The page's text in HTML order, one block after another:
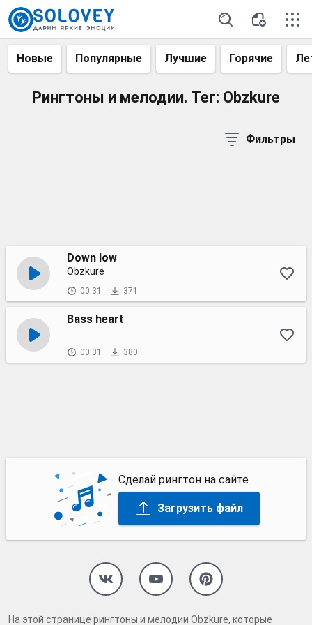
Новые Популярные Лучшие Горячие
Рингтоны и мелодии. Тег: Obzkure
Фильтры
Down low
Obzkure
00:31 371
Bass heart
00:31 380
Сделай рингтон на сайте
Загрузить файл
На этой странице рингтоны и мелодии Obzkure, которые